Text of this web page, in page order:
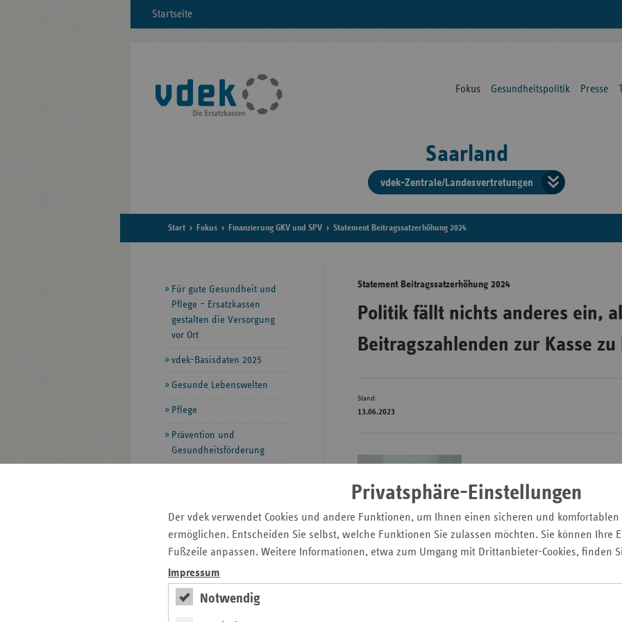
Privatsphäre-Einstellungen
Der vdek verwendet Cookies und andere Funktionen, um Ihnen einen sicheren und
ermöglichen. Entscheiden Sie selbst, welche Funktionen Sie zulassen möchten. Sie können Ihre
Fußzeile anpassen. Weitere Informationen, etwa zum Umgang mit Drittanbieter-Cookies, finden
Impressum
Notwendig
Startseite
Fokus Gesundheitspolitik Presse
Saarland
vdek-Zentrale/Landesvertretungen
der
Start Fokus Finanzierung GKV und SPV Statement Beitragssatzerhöhung 2024
Statement Beitragssatzerhöhung 2024
Politik fällt nichts anderes ein,
Beitragszahlenden zur Kasse
Stand:
13.06.2023
Karl Lauterbach hat
gesetzliche
für 2024
Seitennavigation
Für gute Gesundheit und
Pflege – Ersatzkassen
gestalten die Versorgung
vor Ort
vdek-Basisdaten 2025
Gesunde Lebenswelten
Pflege
Prävention und
Gesundheitsförderung
mit
weiteren
Informationen
Fokus-Themen
Kontakt und Anfahrt
Pressemitteilungen